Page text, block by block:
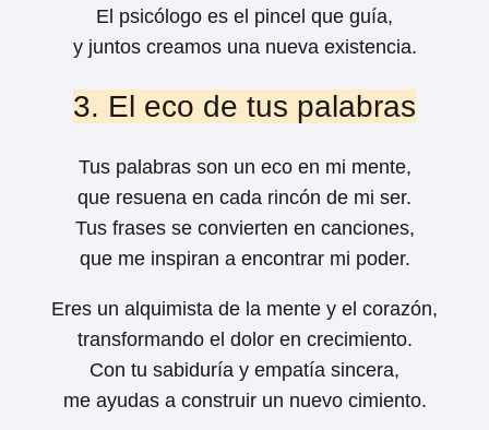
El psicólogo es el pincel que guía,
y juntos creamos una nueva existencia.
3. El eco de tus palabras
Tus palabras son un eco en mi mente,
que resuena en cada rincón de mi ser.
Tus frases se convierten en canciones,
que me inspiran a encontrar mi poder.
Eres un alquimista de la mente y el corazón,
transformando el dolor en crecimiento.
Con tu sabiduría y empatía sincera,
me ayudas a construir un nuevo cimiento.